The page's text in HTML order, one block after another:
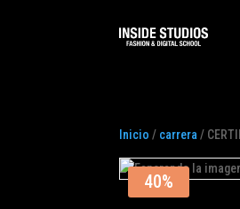
Inicio / carrera /
40%